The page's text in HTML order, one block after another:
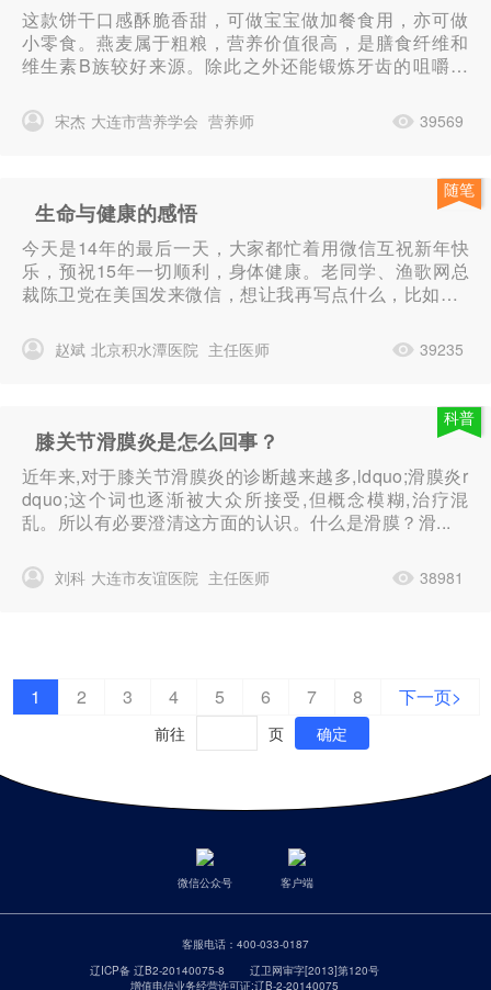
这款饼干口感酥脆香甜，可做宝宝做加餐食用，亦可做
小零食。燕麦属于粗粮，营养价值很高，是膳食纤维和
维生素B族较好来源。除此之外还能锻炼牙齿的咀嚼功
加亲子关系。
宋杰 大连市营养学会 营养师 39569
生命与健康的感悟
今天是14年的最后一天，大家都忙着用微信互祝新年快
乐，预祝15年一切顺利，身体健康。老同学、渔歌网总
裁陈卫党在美国发来微信，想让我再写点什么，比如：1
的文章，其实除了自己的专...
随笔
赵斌 北京积水潭医院 主任医师 39235
膝关节滑膜炎是怎么回事？
近年来,对于膝关节滑膜炎的诊断越来越多,ldquo;滑膜炎r
dquo;这个词也逐渐被大众所接受,但概念模糊,治疗混
乱。所以有必要澄清这方面的认识。什么是滑膜？滑...
科普
刘科 大连市友谊医院 主任医师 38981
1 2 3 4 5 6 7 8 下一页>
前往 页 确定
微信公众号 客户端
客服电话： 400-033-0187
辽ICP备 辽B2-20140075-8
辽卫网审字[2013]第120号
增值电信业务经营许可证:辽B-2-20140075